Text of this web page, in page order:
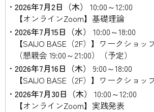
2026年7月2日（木）
10:00～12:00
【オンラインZoom】基礎理論
2026年7月15日（水）
10:00～18:00
【SAIJO BASE（2F）】ワークショ
（懇親会 19:00～21:00）（予定）
2026年7月16日（木）
9:00～18:00
【SAIJO BASE（2F）】ワークショ
2026年7月30日（木）
10:00～12:00
【オンラインZoom】実践発表